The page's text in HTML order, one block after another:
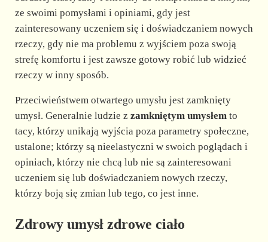
ze swoimi pomysłami i opiniami, gdy jest
zainteresowany uczeniem się i doświadczaniem nowych
rzeczy, gdy nie ma problemu z wyjściem poza swoją
strefę komfortu i jest zawsze gotowy robić lub widzieć
rzeczy w inny sposób.
Przeciwieństwem otwartego umysłu jest zamknięty
umysł. Generalnie ludzie z zamkniętym umysłem to
tacy, którzy unikają wyjścia poza parametry społeczne,
ustalone; którzy są nieelastyczni w swoich poglądach i
opiniach, którzy nie chcą lub nie są zainteresowani
uczeniem się lub doświadczaniem nowych rzeczy,
którzy boją się zmian lub tego, co jest inne.
Zdrowy umysł zdrowe ciało